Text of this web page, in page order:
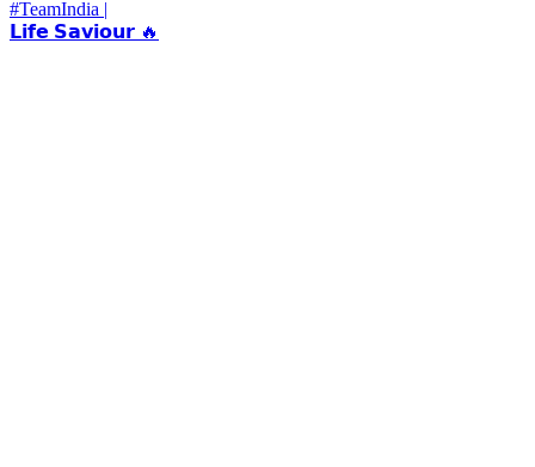
𝗟𝗶𝗳𝗲 𝗦𝗮𝘃𝗶𝗼𝘂𝗿 🔥